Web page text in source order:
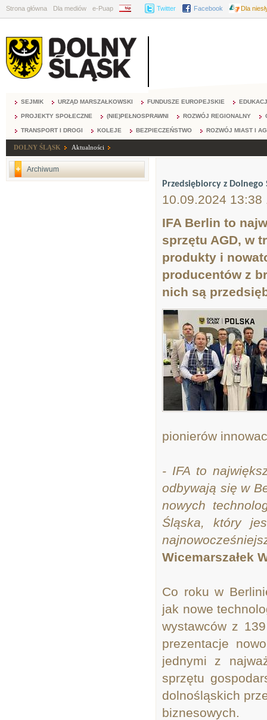
Strona główna Dla mediów e-Puap BIP Twitter Facebook Dla
SEJMIK URZĄD MARSZAŁKOWSKI FUNDUSZE EUROPEJSKIE
PROJEKTY SPOŁECZNE (NIE)PEŁNOSPRAWNI ROZWÓJ REGIONALNY
TRANSPORT I DROGI KOLEJE BEZPIECZEŃSTWO ROZWÓJ MIAST I
DOLNY ŚLĄSK Aktualności
Archiwum
Przedsiębiorcy z
10.09.2024 13:38
IFA Berlin to
sprzętu AGD, w
produkty i
producentów z
nich są
pionierów
- IFA to
odbywają się w
nowych
Śląska, który
Wicemarszałek
Co roku w
jak nowe
wystawców z
prezentacje
jednymi z
sprzętu
dolnośląskich
biznesowych.